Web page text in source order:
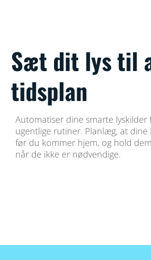
Sæt dit lys til
tidsplan
Automatiser dine smarte
ugentlige rutiner. Planlæg, at
før du kommer hjem, og hold
når de ikke er nødvendige.